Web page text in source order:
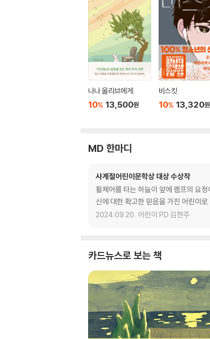
나나 올리브에게
10% 13,500원
비스킷
10% 13,320원
MD 한마디
사계절어린이문학상 대상 수상작
휠체어를 타는 하늘이 앞에 램프의 요
신에 대한 확고한 믿음을 가진 어린이
2024.09.20. 어린이 PD 김현주
카드뉴스로 보는 책